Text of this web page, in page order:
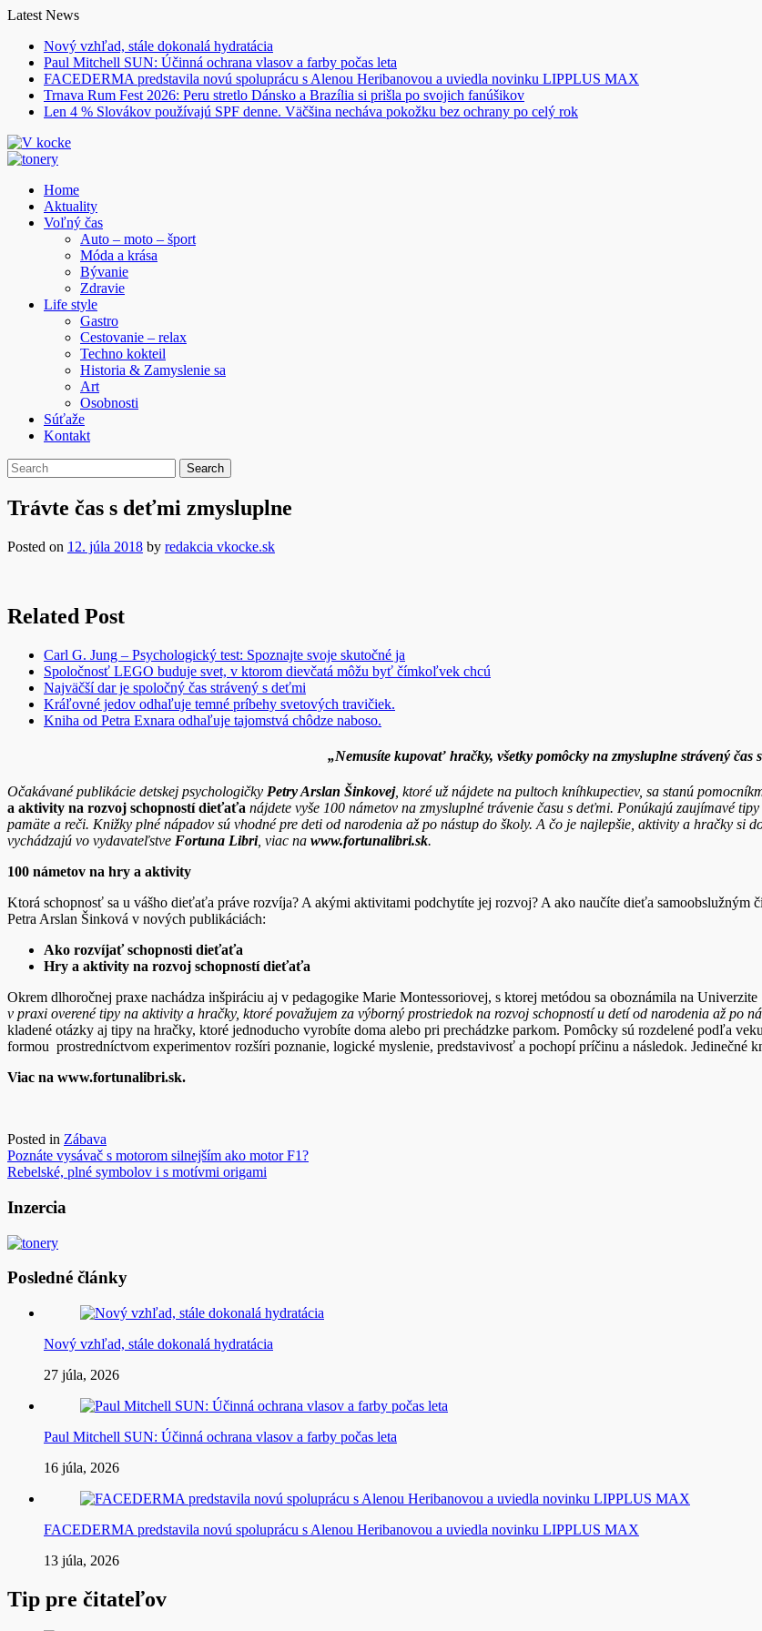
Skip
content
Latest News
Nový vzhľad, stále dokonalá hydratácia
Paul Mitchell SUN: Účinná ochrana vlasov a farby počas leta
FACEDERMA predstavila novú spoluprácu s Alenou Heribanovou a uviedla novinku LIPPLUS MAX
Trnava Rum Fest 2026: Peru stretlo Dánsko a Brazília si prišla po svojich fanúšikov
Len 4 % Slovákov používajú SPF denne. Väčšina necháva pokožku bez ochrany po celý rok
Home
Aktuality
Voľný čas
Auto – moto – šport
Móda a krása
Bývanie
Zdravie
Life style
Gastro
Cestovanie – relax
Techno kokteil
Historia & Zamyslenie sa
Art
Osobnosti
Súťaže
Kontakt
Trávte čas s deťmi zmysluplne
Posted on 12. júla 2018 by redakcia vkocke.sk
Related Post
Carl G. Jung – Psychologický test: Spoznajte svoje skutočné ja
Spoločnosť LEGO buduje svet, v ktorom dievčatá môžu byť čímkoľvek chcú
Najväčší dar je spoločný čas strávený s deťmi
Kráľovné jedov odhaľuje temné príbehy svetových travičiek.
Kniha od Petra Exnara odhaľuje tajomstvá chôdze naboso.
„Nemusíte kupovať hračky, všetky pomôcky na zmysluplne strávený čas
Očakávané publikácie detskej psychologičky Petry Arslan Šinkovej, ktoré už nájdete na pultoch kníhkupectiev, sa stanú
a aktivity na rozvoj schopností dieťaťa nájdete vyše 100 námetov na zmysluplné trávenie času s deťmi. Ponúkajú zaujímavé
pamäte a reči. Knižky plné nápadov sú vhodné pre deti od narodenia až po nástup do školy. A čo je najlepšie, aktivity a hračky si
vychádzajú vo vydavateľstve Fortuna Libri, viac na www.fortunalibri.sk.
100 námetov na hry a aktivity
Ktorá schopnosť sa u vášho dieťaťa práve rozvíja? A akými aktivitami podchytíte jej rozvoj? A ako naučíte dieťa samoobslužným
Petra Arslan Šinková v nových publikáciách:
Ako rozvíjať schopnosti dieťaťa
Hry a aktivity na rozvoj schopností dieťaťa
Okrem dlhoročnej praxe nachádza inšpiráciu aj v pedagogike Marie Montessoriovej, s ktorej metódou sa oboznámila na
v praxi overené tipy na aktivity a hračky, ktoré považujem za výborný prostriedok na rozvoj schopností u detí od narodenia až po
kladené otázky aj tipy na hračky, ktoré jednoducho vyrobíte doma alebo pri prechádzke parkom. Pomôcky sú rozdelené podľa
formou prostredníctvom experimentov rozšíri poznanie, logické myslenie, predstavivosť a pochopí príčinu a následok. Jedinečné
Viac na www.fortunalibri.sk.
Posted in Zábava
Navigácia
v
článku
Poznáte vysávač s motorom silnejším ako motor F1?
Rebelské, plné symbolov i s motívmi origami
Inzercia
Posledné články
Nový vzhľad, stále dokonalá hydratácia
27 júla, 2026
Paul Mitchell SUN: Účinná ochrana vlasov a farby počas leta
16 júla, 2026
FACEDERMA predstavila novú spoluprácu s Alenou Heribanovou a uviedla novinku LIPPLUS MAX
13 júla, 2026
Tip pre čitateľov